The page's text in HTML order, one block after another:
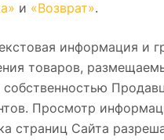
и «Возврат».
информация и
товаров,
собственностью
Просмотр
страниц Сайта